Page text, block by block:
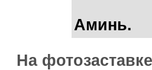
Аминь.
На